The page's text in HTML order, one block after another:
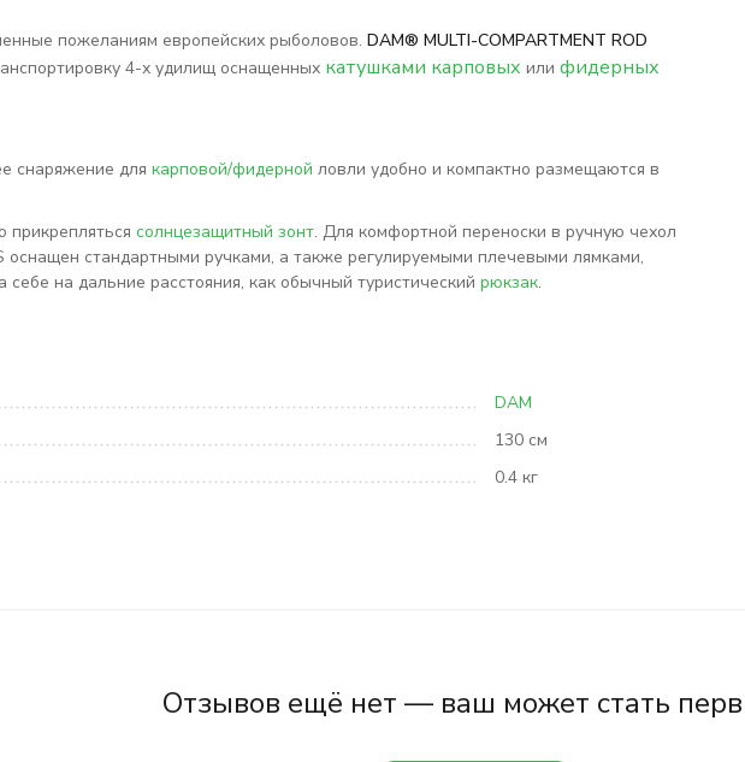
пожеланиям европейских рыболовов. DAM® MULTI-COMPARTMENT ROD
4-х удилищ оснащенных катушками карповых или фидерных
снаряжение для карповой/фидерной ловли удобно и компактно размещаются в
прикрепляться солнцезащитный зонт. Для комфортной переноски в ручную чехол
оснащен стандартными ручками, а также регулируемыми плечевыми лямками,
на дальние расстояния, как обычный туристический рюкзак.
DAM
130 см
0.4 кг
Отзывов ещё нет — ваш может стать